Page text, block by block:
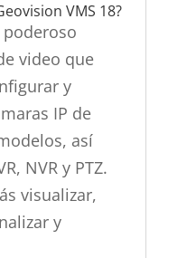
VMS 18?
poderoso
video que
y
IP de
así
NVR y PTZ.
visualizar,
y